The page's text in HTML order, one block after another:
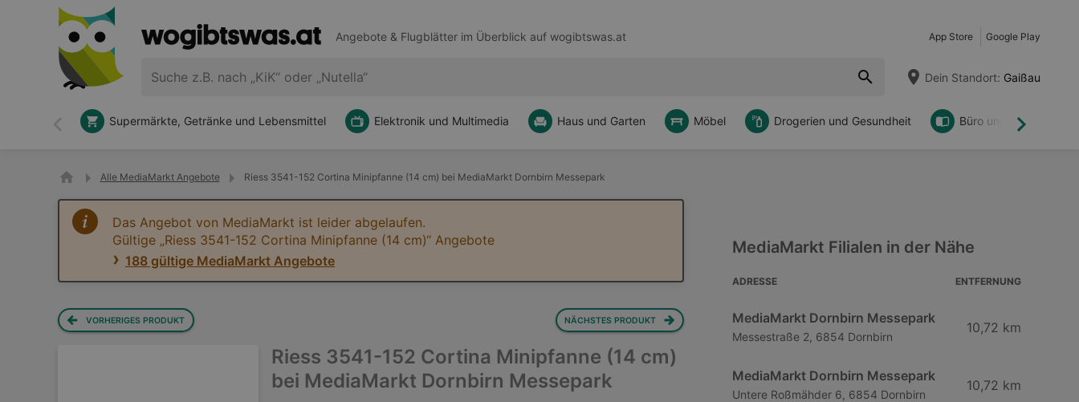
Angebote & Flugblätter im Überblick auf wogibtswas.at App Store Google Play
Dein Standort: Gaißau
Zurück Weiter
Supermärkte, Getränke und Lebensmittel Elektronik und Multimedia Haus und Garten Möbel Drogerien und Gesundheit Büro und DIY
Alle MediaMarkt Angebote Riess 3541-152 Cortina Minipfanne (14 cm) bei MediaMarkt Dornbirn Messepark
Das Angebot von MediaMarkt ist leider abgelaufen.
Gültige „Riess 3541-152 Cortina Minipfanne (14 cm)“ Angebote
188 gültige MediaMarkt Angebote
VORHERIGES PRODUKT NÄCHSTES PRODUKT
Riess 3541-152 Cortina Minipfanne (14 cm)
bei MediaMarkt Dornbirn Messepark
MediaMarkt Filialen in der Nähe
ADRESSE ENTFERNUNG
MediaMarkt Dornbirn Messepark
Messestraße 2, 6854 Dornbirn
10,72 km
MediaMarkt Dornbirn Messepark
Untere Roßmähder 6, 6854 Dornbirn
10,72 km